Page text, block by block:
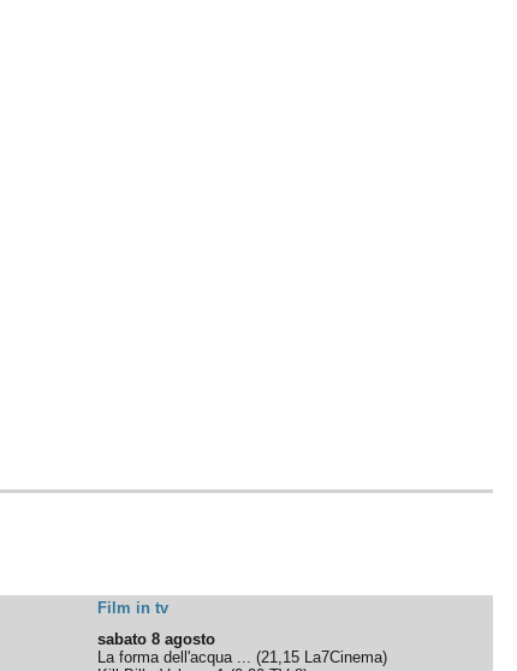
Film in tv
sabato 8 agosto
La forma dell'acqua ... (21,15 La7Cinema)